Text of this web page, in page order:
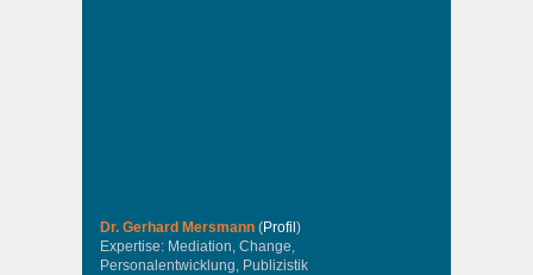
Dr. Gerhard Mersmann (Profil )
Expertise: Mediation, Change,
Personalentwicklung, Publizistik